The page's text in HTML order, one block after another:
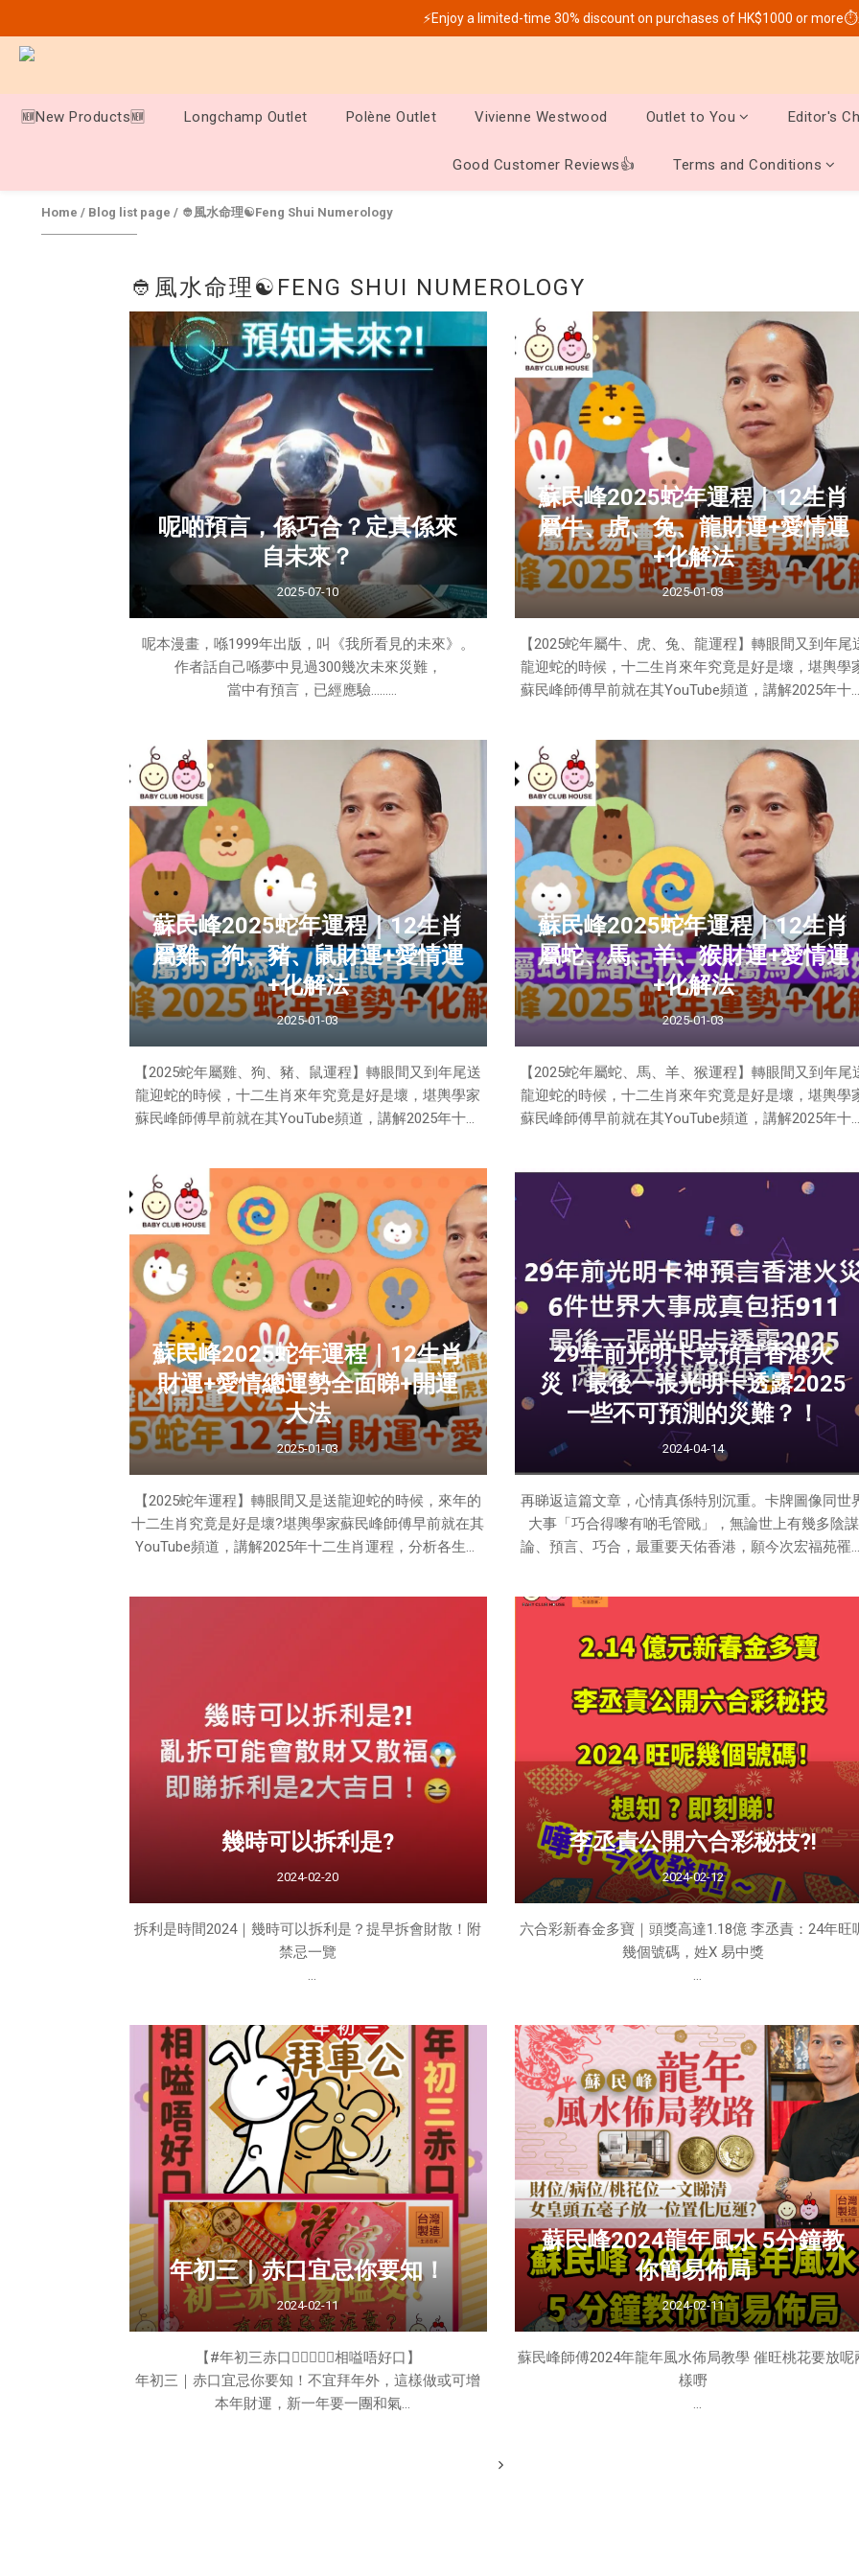
⚡Enjoy a limited-time 30% discount on purchases of HK$1000 or
🆕New Products🆕 Longchamp Outlet Polène Outlet Vivienne Westwood Outlet to You Editor's
Good Customer Reviews👍 Terms and Conditions
Home / Blog list page / 👲風水命理☯️Feng Shui Numerology
👲風水命理☯️FENG SHUI NUMEROLOGY
呢啲預言，係巧合？定真係來
自未來？
2025-07-10
呢本漫畫，喺1999年出版，叫《我所看見的未來》。
作者話自己喺夢中見過300幾次未來災難，
當中有預言，已經應驗……
一齊睇吓，11個最震撼嘅夢境——
夢境9：富士山爆發（圖片：富士山）
夢中見到黑煙由山頂湧出，接住就大爆炸，岩漿噴發——
佢話，最有可能會發生喺2025年8月20日。
到今日，富士山仍未爆……但日本已經發布警告。
夢境11：台、日、港、菲 海底連環地震（圖片：地震地
圖）
夢中見到日本外海爆炸，觸發海底裂縫，
之後海嘯襲擊台灣、香港、菲
蘇民峰2025蛇年運程｜12生肖
屬牛、虎、兔、龍財運+愛情運
+化解法
2025-01-03
【2025蛇年屬牛、虎、兔、龍運程】轉眼間又到年尾
龍迎蛇的時候，十二生肖來年究竟是好是壞，堪輿學
蘇民峰師傅早前就在其YouTube頻道，講解2025年十二
肖運程。蘇民峰師傅為大家講解2025年12生肖運勢（
👇👇👇屬牛、虎、兔、龍財運+愛情運+化解法👇👇👇
屬牛2025運程—有貴人輔助、或有異地姻緣
屬牛2025年「太歲遙合」，容易在工作事業上有遠方
人輔助，亦有機會認識外地人，即使感情方面有機會進
展成異地姻緣，但由於
蘇民峰2025蛇年運程｜12生肖
屬雞、狗、豬、鼠財運+愛情運
+化解法
2025-01-03
【2025蛇年屬雞、狗、豬、鼠運程】轉眼間又到年尾送
龍迎蛇的時候，十二生肖來年究竟是好是壞，堪輿學家
蘇民峰師傅早前就在其YouTube頻道，講解2025年十二
肖運程。
蘇民峰師傅為大家講解2025年12生肖運勢（資料圖片）
👇👇👇屬雞、狗、豬、鼠財運+愛情運+化解法👇👇👇屬雞
2025運程—小心犯官非
屬雞2025年財運、感情、桃花都是12生肖內排行第四，
巳酉相合代表人緣好，各樣事情都比較穩定，但由於今
年是官非年，要注意突如其來的官非、是非
蘇民峰2025蛇年運程｜12生肖
屬蛇、馬、羊、猴財運+愛情運
+化解法
2025-01-03
【2025蛇年屬蛇、馬、羊、猴運程】轉眼間又到年尾
龍迎蛇的時候，十二生肖來年究竟是好是壞，堪輿學
蘇民峰師傅早前就在其YouTube頻道，講解2025年十二
蘇民峰師傅為大家講解2025年12生肖運勢（資料圖
片） 👇👇👇屬蛇、馬、羊、猴財運+愛情運+化解法👇👇👇
屬蛇2025蛇年運程—本命年犯太歲凶星多 屬蛇的朋友
年本命年犯太歲，心情容易受到影響，思想上都會特
負面，無論運氣好壞都容易受情緒左右，會特別影響感
情生活，最好有喜事，例
蘇民峰2025蛇年運程｜12生肖
財運+愛情總運勢全面睇+開運
大法
2025-01-03
【2025蛇年運程】轉眼間又是送龍迎蛇的時候，來年的
十二生肖究竟是好是壞?堪輿學家蘇民峰師傅早前就在其
YouTube頻道，講解2025年十二生肖運程，分析各生肖
會特別負面，無論運氣好壞都容易受情緒左右，會特別
影響感情生活！詳細運程：蘇民峰2025年屬蛇運勢+化解
方法一文睇清 2025年屬馬生肖運程運勢屬馬在2025年有
「咸池」桃花幫扶，別人對
29年前光明卡竟預言香港火
災！最後一張光明卡透露2025
一些不可預測的災難？！
2024-04-14
再睇返這篇文章，心情真係特別沉重。卡牌圖像同世
大事「巧合得嚟有啲毛管戙」，無論世上有幾多陰謀
論、預言、巧合，最重要天佑香港，願今次宏福苑罹難
所、重建家園；多謝及敬佩仍然堅持搶救同留守前線
改善，等同類悲劇永遠唔好再喺我哋城市重演。
事件2024年4月10日本港連環發生4宗火警，地區分別包
括佐敦、洪水橋、葵芳以及筲箕灣等地區，令不少網
感嘆
幾時可以拆利是?
2024-02-20
拆利是時間2024｜幾時可以拆利是？提早拆會財散！附
禁忌一覽
新年來了，收到利是當然超級開心！利是不僅是長輩給
晚輩的祝福，更蘊含了滿滿的希望和祈願。大家都說，
初七前不開利是，以免影響財運，甚至可能讓財運「財
散」。真正吉祥的拆利是時間是什麼時候呢？是初七還
是正月十五？為大家整合拆利是最佳時機和一些小禁
忌，幫你財運亨通，迎接豐富的新一年！
呢度睇！➡️⏰倒數特價現貨區 - 買3件7折💥⬅️呢度睇！
根據傳統，初七被認為是人類的誕生日「人日」，因此
在初七
李丞責公開六合彩秘技?!
2024-02-12
六合彩新春金多寶｜頭獎高達1.18億 李丞責：24年旺
幾個號碼，姓X 易中獎
姓名與財運關聯
據李丞責指出，如果姓名中有水的元素，今年正財運可
能較好。而有木字邊的姓氏，偏財運會較好。但是，
果有刀字邊或金字邊的姓名，則要提防血光之災。
數字與財運關聯
年初三｜赤口宜忌你要知！
2024-02-11
【#年初三赤口👩🏻‍❤️‍👨🏻相嗌唔好口】
年初三｜赤口宜忌你要知！不宜拜年外，這樣做或可增
本年財運，新一年要一團和氣
蘇民峰2024龍年風水 5分鐘教
你簡易佈局
2024-02-11
蘇民峰師傅2024年龍年風水佈局教學 催旺桃花要放呢
樣嘢